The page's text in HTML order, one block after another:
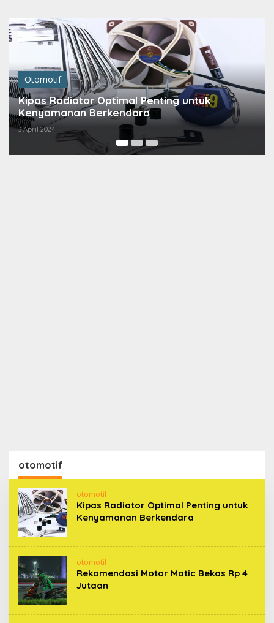
konten
Otomotif
Kipas Radiator Optimal Penting untuk
Kenyamanan Berkendara
3 April 2024
otomotif
otomotif
Kipas Radiator Optimal Penting untuk
Kenyamanan Berkendara
otomotif
Rekomendasi Motor Matic Bekas Rp 4
Jutaan